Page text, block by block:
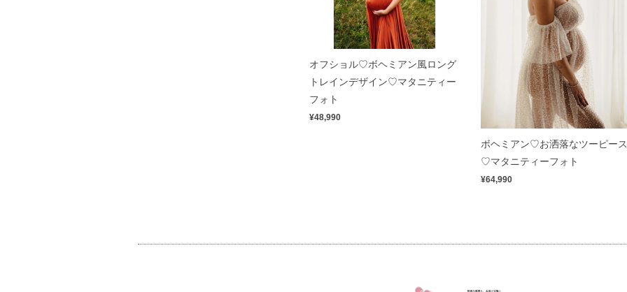
オフショル♡ボヘミアン風ロング
トレインデザイン♡マタニティー
フォト
¥48,990
ボヘミアン♡お洒落なツーピース
♡マタニティーフォト
¥64,990